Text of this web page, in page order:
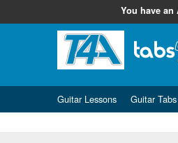
You have
Guitar Lessons Guitar Tabs